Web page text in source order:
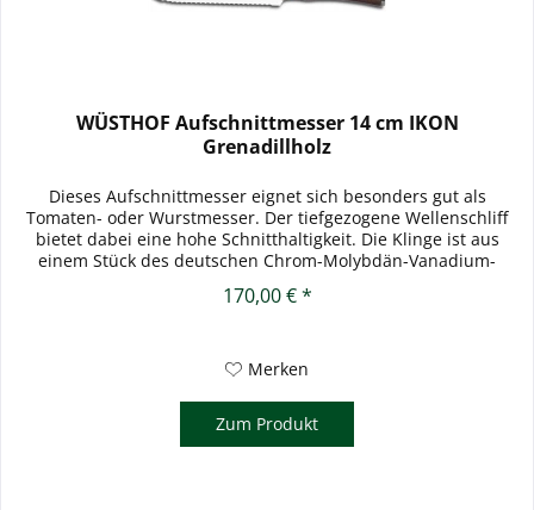
WÜSTHOF Aufschnittmesser 14 cm IKON
Grenadillholz
Dieses Aufschnittmesser eignet sich besonders gut als
Tomaten- oder Wurstmesser. Der tiefgezogene Wellenschliff
bietet dabei eine hohe Schnitthaltigkeit. Die Klinge ist aus
einem Stück des deutschen Chrom-Molybdän-Vanadium-
170,00 € *
Merken
Zum Produkt